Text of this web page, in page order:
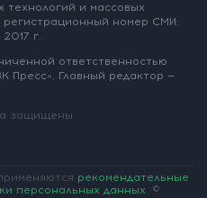
технологий и массовых
регистрационный номер СМИ:
г.
ответственностью
Пресс». Главный редактор —
защищены
рекомендательные
персональных данных. ©